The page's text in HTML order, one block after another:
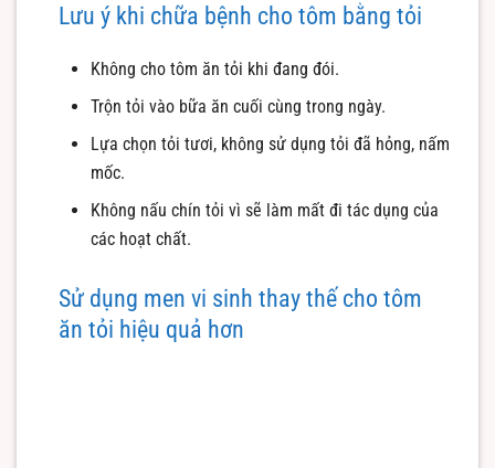
Lưu ý khi chữa bệnh cho tôm bằng tỏi
Không cho tôm ăn tỏi khi đang đói.
Trộn tỏi vào bữa ăn cuối cùng trong ngày.
Lựa chọn tỏi tươi, không sử dụng tỏi đã hỏng, nấm
mốc.
Không nấu chín tỏi vì sẽ làm mất đi tác dụng của
các hoạt chất.
Sử dụng men vi sinh thay thế cho tôm
ăn tỏi hiệu quả hơn